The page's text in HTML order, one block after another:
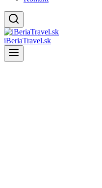
iBeriaTravel.sk